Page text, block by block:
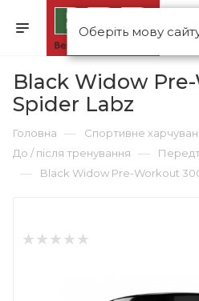
Оберіть мову
Black Widow
Spider Labz
Головна — Спортивне
До / після тренування —
— Black Widow Pre-Workout